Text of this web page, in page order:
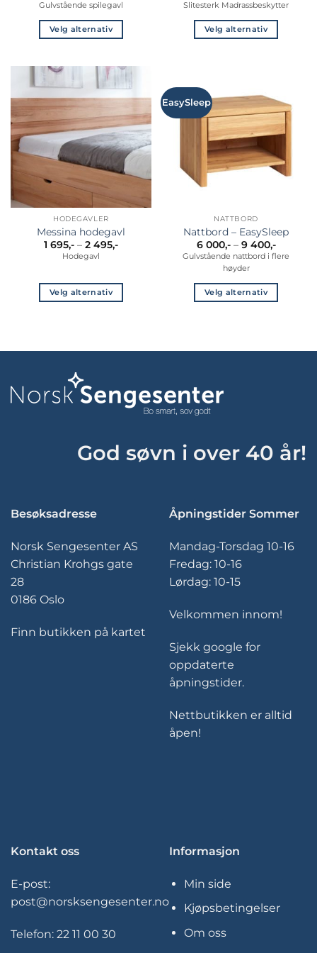
599,-
til
999,-
Gulvstående spilegavl
Velg alternativ
flere
Alternativene
kan
velges
på
produktsiden
til
240,-
Slitesterk Madrassbeskytter
Velg alternativ
varianter.
Alternativene
kan
velges
på
produktsiden
HODEGAVLER
Messina hodegavl
1 695,- – 2 495,-Prisområde:
2
Hodegavl
Velg alternativ
flere
Alternativene
kan
produktsiden
EasySleep
NATTBORD
Nattbord – EasySleep
6 000,- – 9 400,-
6
000,-
9
Gulvstående nattbord i flere
høyder
Velg alternativ
flere
produktsiden
God søvn i over 40 år!
Besøksadresse
Norsk Sengesenter AS
Christian Krohgs gate
28
0186 Oslo
Finn butikken på kartet
Åpningstider Sommer
Mandag-Torsdag 10-16
Fredag: 10-16
Lørdag: 10-15
Velkommen innom!
Sjekk google for
oppdaterte
åpningstider.
Nettbutikken er alltid
åpen!
Kontakt oss
E-post:
post@norsksengesenter.no
Telefon: 22 11 00 30
Informasjon
Min side
Kjøpsbetingelser
Om oss